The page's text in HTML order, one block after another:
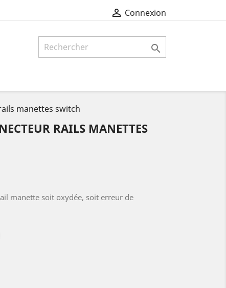
 Connexion

manettes switch
RAILS MANETTES
manette soit oxydée, soit erreur de